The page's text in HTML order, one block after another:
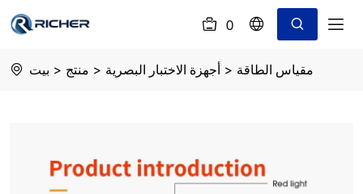
0
Optical
بيت > منتج > أجهزة الاختبار البصرية > مقياس الطاقة